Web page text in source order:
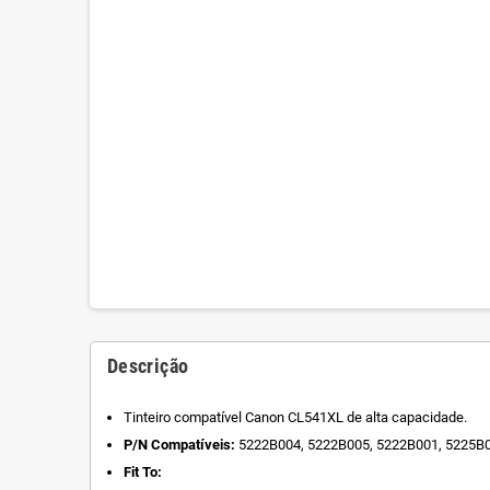
Descrição
Tinteiro compatível Canon CL541XL de alta capacidade.
P/N Compatíveis: 5222B004, 5222B005, 5222B001,
Fit To: